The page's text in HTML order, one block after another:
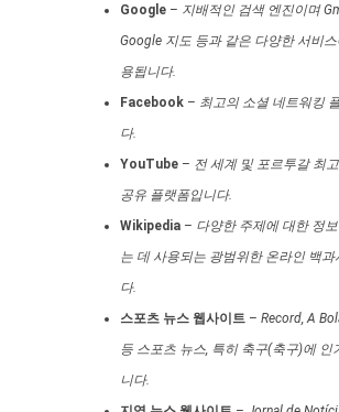
Google – 지배적인 검색 엔진이며
Google 지도 등과 같은 다양한 서비
용됩니다.
Facebook – 최고의 소셜 네트워킹
다.
YouTube – 전 세계 및 포르투갈 최
공유 플랫폼입니다.
Wikipedia – 다양한 주제에 대한 정
는 데 사용되는 광범위한 온라인 백과
다.
스포츠 뉴스 웹사이트 – Record, A
등 스포츠 뉴스, 특히 축구(축구)에 인
니다.